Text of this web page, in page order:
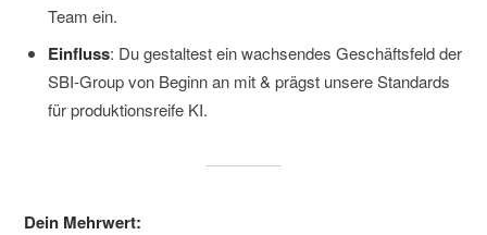
Team ein.
Einfluss: Du gestaltest ein wachsendes Geschäftsfeld der
SBI-Group von Beginn an mit & prägst unsere Standards
für produktionsreife KI.
Dein Mehrwert: